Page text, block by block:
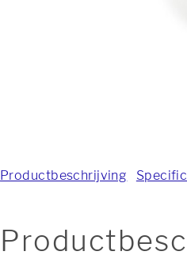
Productbeschrijving